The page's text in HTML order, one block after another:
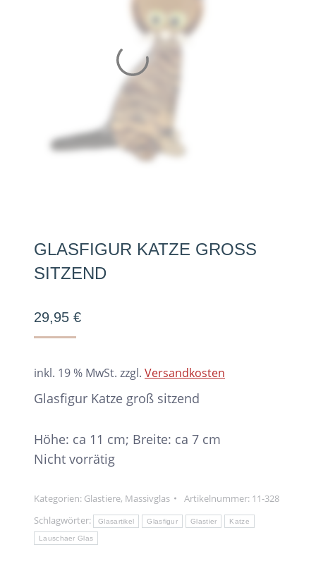
GLASFIGUR KATZE GROSS S
ITZEND
29,95 €
inkl. 19 % MwSt. zzgl. Versandkosten
Glasfigur Katze groß sitzend
Höhe: ca 11 cm; Breite: ca 7 cm
Nicht vorrätig
Kategorien: Glastiere, Massivglas Artikelnummer: 11-328
Schlagwörter:
Glasartikel Glasfigur Glastier Katze
Lauschaer Glas